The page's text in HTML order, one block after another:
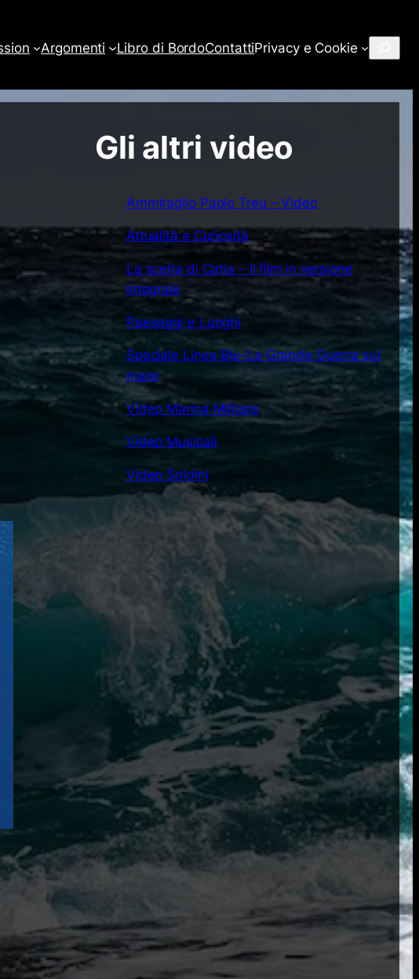
Argomenti Libro di BordoContattiPrivacy e Cookie
Gli altri video
Ammiraglio Paolo Treu – Video
Attualità e Curiosità
La scelta di Catia – Il film in versione
integrale
Paesaggi e Luoghi
Speciale Linea Blu-La Grande Guerra sul
mare
Video Marina Militare
Video Musicali
Video Soldini